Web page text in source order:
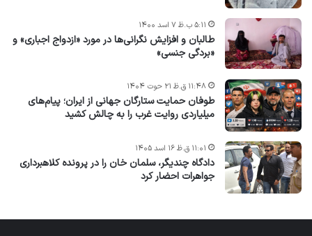
طالبان و افزایش نگرانی‌ها در مورد «ازدواج اجباری» و
«بردگی جنسی»
۵:۱۱ ب.ظ ۷ اسد ۱۴۰۰
طوفان حمایت ستارگان جهانی از ایران؛ پیام‌های
میلیاردی روایت غرب را به چالش کشید
۱۱:۴۸ ق.ظ ۲۱ حوت ۱۴۰۴
دادگاه چندیگر، سلمان خان را در پرونده کلاهبرداری
جواهرات احضار کرد
۱۱:۰۱ ق.ظ ۱۶ اسد ۱۴۰۵